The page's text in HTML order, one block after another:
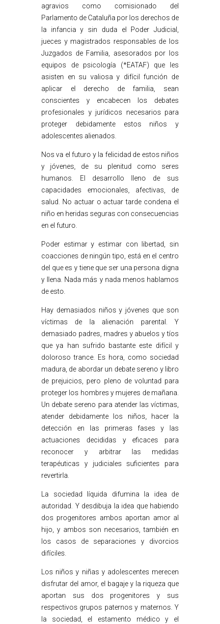
agravios como comisionado del
Parlamento de Cataluña por los derechos de
la infancia y sin duda el Poder Judicial,
jueces y magistrados responsables de los
Juzgados de Familia, asesorados por los
equipos de psicología (*EATAF) que les
asisten en su valiosa y difícil función de
aplicar el derecho de familia, sean
conscientes y encabecen los debates
profesionales y jurídicos necesarios para
proteger debidamente estos niños y
adolescentes alienados.
Nos va el futuro y la felicidad de estos niños
y jóvenes, de su plenitud como seres
humanos. El desarrollo lleno de sus
capacidades emocionales, afectivas, de
salud. No actuar o actuar tarde condena el
niño en heridas seguras con consecuencias
en el futuro.
Poder estimar y estimar con libertad, sin
coacciones de ningún tipo, está en el centro
del que es y tiene que ser una persona digna
y llena. Nada más y nada menos hablamos
de esto.
Hay demasiados niños y jóvenes que son
víctimas de la alienación parental. Y
demasiado padres, madres y abuelos y tíos
que ya han sufrido bastante este difícil y
doloroso trance. Es hora, como sociedad
madura, de abordar un debate sereno y libro
de prejuicios, pero pleno de voluntad para
proteger los hombres y mujeres de mañana.
Un debate sereno para atender las víctimas,
atender debidamente los niños, hacer la
detección en las primeras fases y las
actuaciones decididas y eficaces para
reconocer y arbitrar las medidas
terapéuticas y judiciales suficientes para
revertirla.
La sociedad líquida difumina la idea de
autoridad. Y desdibuja la idea que habiendo
dos progenitores ambos aportan amor al
hijo, y ambos son necesarios, también en
los casos de separaciones y divorcios
difíciles.
Los niños y niñas y adolescentes merecen
disfrutar del amor, el bagaje y la riqueza que
aportan sus dos progenitores y sus
respectivos grupos paternos y maternos. Y
la sociedad, el estamento médico y el